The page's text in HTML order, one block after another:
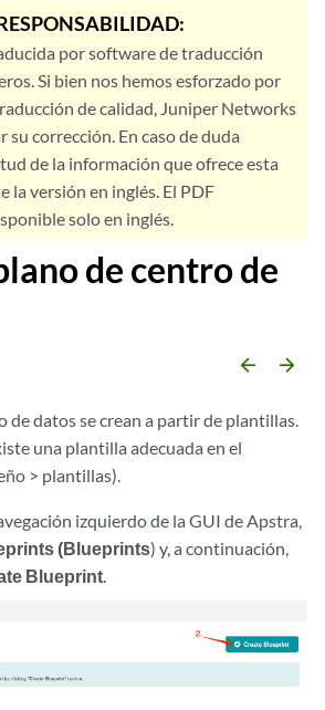
por software de traducción
Si bien nos hemos esforzado por
de calidad, Juniper Networks
su corrección. En caso de duda
de la información que ofrece esta
la versión en inglés. El PDF
solo en inglés.
de centro de
arrow_backward arrow_forward
de datos se crean a partir de plantillas.
una plantilla adecuada en el
> plantillas).
izquierdo de la GUI de Apstra,
(Blueprints) y, a continuación,
Blueprint.